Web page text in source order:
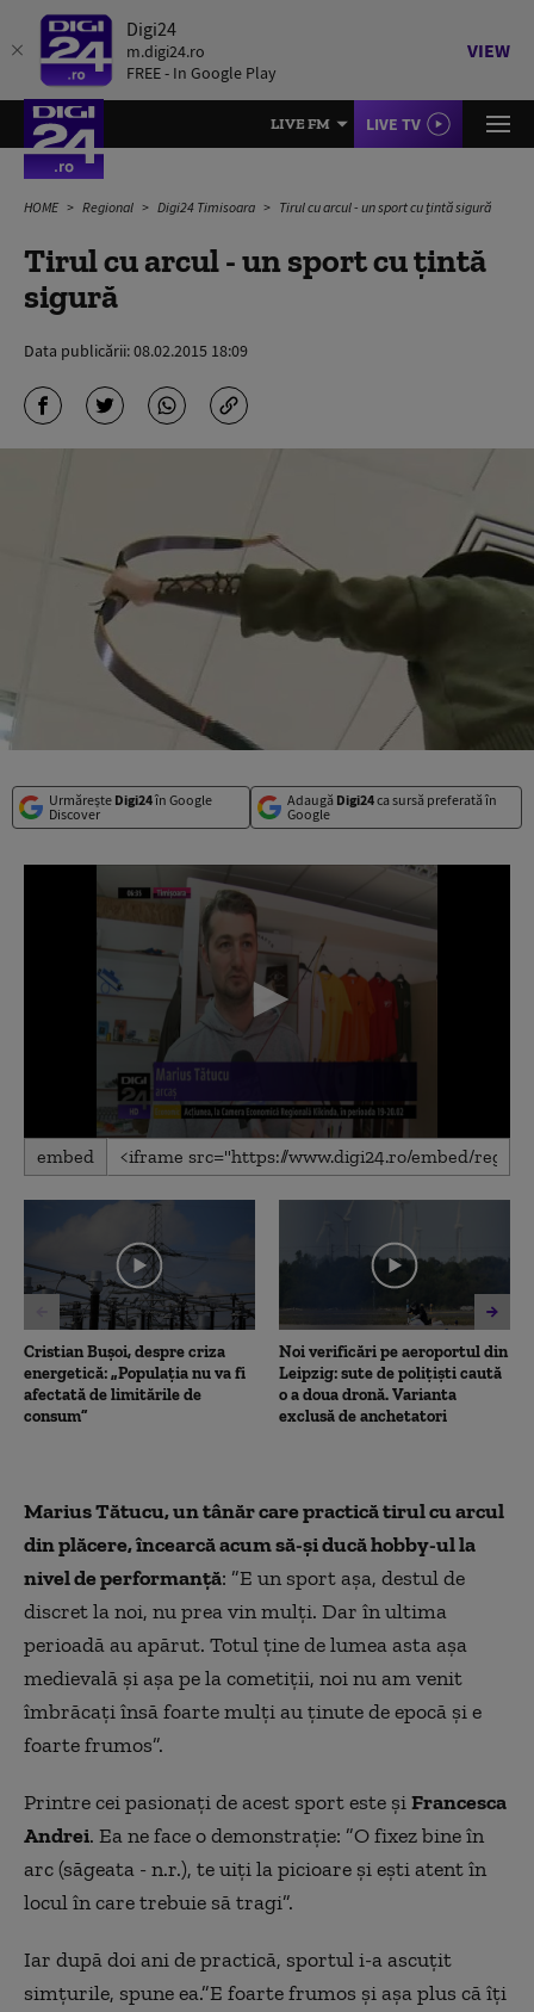
Digi24
m.digi24.ro
FREE - In Google Play
VIEW
LIVE FM LIVE TV
HOME Regional Digi24 Timisoara Tirul cu arcul - un sport cu țintă sigură
Tirul cu arcul - un sport cu țintă
sigură
Data publicării:08.02.2015 18:09
Urmărește Digi24în Google
Discover
Adaugă Digi24ca sursă preferată în
Google
0
seconds
2
minutes,
seconds
embed
Cristian Bușoi, despre criza
energetică: „Populația nu va fi
afectată de limitările de
consum”
Noi verificări pe aeroportul din
Leipzig: sute de polițiști caută
o a doua dronă. Varianta
exclusă de anchetatori
Marius Tătucu, un tânăr care practică tirul cu arcul
din plăcere, încearcă acum să-şi ducă hobby-ul la
nivel de performanţă: ”E un sport așa, destul de
discret la noi, nu prea vin mulți. Dar în ultima
perioadă au apărut. Totul ține de lumea asta așa
medievală și așa pe la cometiții, noi nu am venit
îmbrăcați însă foarte mulți au ținute de epocă și e
foarte frumos”.
Printre cei pasionaţi de acest sport este şiFrancesca
Andrei. Ea ne face o demonstrație: ”O fixez bine în
arc (săgeata - n.r.), te uiți la picioare și ești atent în
locul în care trebuie să tragi”.
Iar după doi ani de practică, sportul i-a ascuţit
simţurile, spune ea.”E foarte frumos și așa plus că îți